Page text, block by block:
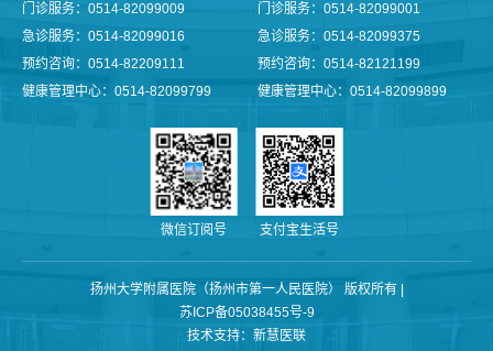
门诊服务：0514-82099009
急诊服务：0514-82099016
预约咨询：0514-82209111
健康管理中心：0514-82099799
门诊服务：0514-82099001
急诊服务：0514-82099375
预约咨询：0514-82121199
健康管理中心：0514-82099899
微信订阅号 支付宝生活号
扬州大学附属医院（扬州市第一人民医院） 版权所有 |
苏ICP备05038455号-9
技术支持：新慧医联